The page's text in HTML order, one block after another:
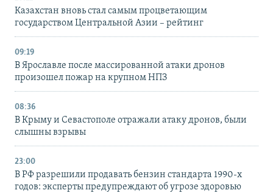
Казахстан вновь стал самым процветающим
государством Центральной Азии – рейтинг
09:19
В Ярославле после массированной атаки дронов
произошел пожар на крупном НПЗ
08:36
В Крыму и Севастополе отражали атаку дронов, были
слышны взрывы
23:00
В РФ разрешили продавать бензин стандарта 1990-х
годов: эксперты предупреждают об угрозе здоровью